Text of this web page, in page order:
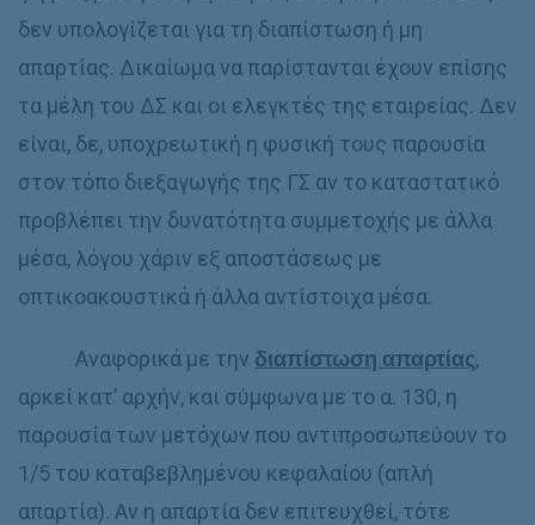
δεν υπολογίζεται για τη διαπίστωση ή μη
απαρτίας. Δικαίωμα να παρίστανται έχουν επίσης
τα μέλη του ΔΣ και οι ελεγκτές της εταιρείας. Δεν
είναι, δε, υποχρεωτική η φυσική τους παρουσία
στον τόπο διεξαγωγής της ΓΣ αν το καταστατικό
προβλέπει την δυνατότητα συμμετοχής με άλλα
μέσα, λόγου χάριν εξ αποστάσεως με
οπτικοακουστικά ή άλλα αντίστοιχα μέσα.
Αναφορικά με την διαπίστωση απαρτίας,
αρκεί κατ’ αρχήν, και σύμφωνα με το α. 130, η
παρουσία των μετόχων που αντιπροσωπεύουν το
1/5 του καταβεβλημένου κεφαλαίου (απλή
απαρτία). Αν η απαρτία δεν επιτευχθεί, τότε